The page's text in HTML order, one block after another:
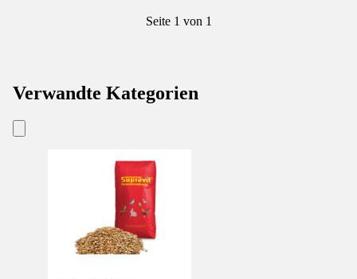
Seite 1 von 1
Verwandte Kategorien